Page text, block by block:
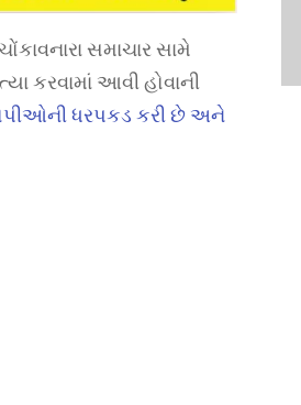
સમાચાર સામે
કરવામાં આવી હોવાની
ધરપકડ કરી છે અને